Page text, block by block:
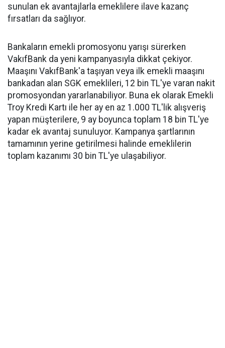
sunulan ek avantajlarla emeklilere ilave kazanç
fırsatları da sağlıyor.
Bankaların emekli promosyonu yarışı sürerken
VakıfBank da yeni kampanyasıyla dikkat çekiyor.
Maaşını VakıfBank'a taşıyan veya ilk emekli maaşını
bankadan alan SGK emeklileri, 12 bin TL'ye varan nakit
promosyondan yararlanabiliyor. Buna ek olarak Emekli
Troy Kredi Kartı ile her ay en az 1.000 TL'lik alışveriş
yapan müşterilere, 9 ay boyunca toplam 18 bin TL'ye
kadar ek avantaj sunuluyor. Kampanya şartlarının
tamamının yerine getirilmesi halinde emeklilerin
toplam kazanımı 30 bin TL'ye ulaşabiliyor.